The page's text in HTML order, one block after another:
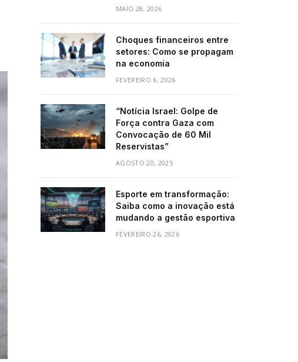
MAIO 28, 2026
Choques financeiros entre
setores: Como se propagam
na economia
FEVEREIRO 6, 2026
“Notícia Israel: Golpe de
Força contra Gaza com
Convocação de 60 Mil
Reservistas”
AGOSTO 20, 2025
Esporte em transformação:
Saiba como a inovação está
mudando a gestão esportiva
FEVEREIRO 26, 2026